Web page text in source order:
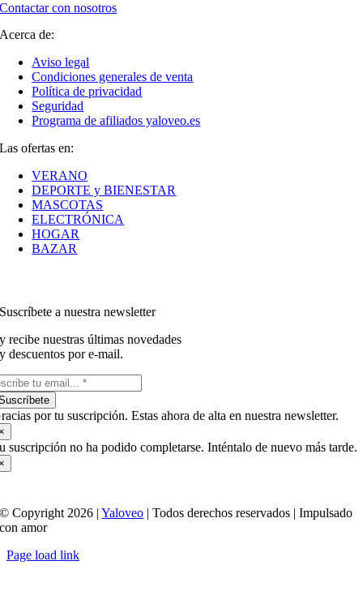
Contactar con nosotros
Acerca de:
Aviso legal
Condiciones generales de venta
Política de privacidad
Seguridad
Programa de afiliados yaloveo.es
Las ofertas en:
VERANO
DEPORTE y BIENESTAR
MASCOTAS
ELECTRÓNICA
HOGAR
BAZAR
Suscríbete a nuestra newsletter
y recibe nuestras últimas novedades
y descuentos por e-mail.
por tu suscripción. Estas ahora de alta en nuestra newsletter.
suscripción no ha podido completarse. Inténtalo de nuevo más tarde.
© Copyright 2026 |Yaloveo | Todos derechos reservados | Impulsado
con amor
Page load link